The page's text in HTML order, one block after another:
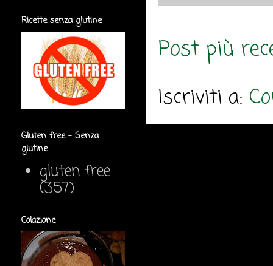
Post più
Iscriviti a:
Ricette senza glutine
Gluten free - Senza
glutine
gluten free
(357)
Colazione